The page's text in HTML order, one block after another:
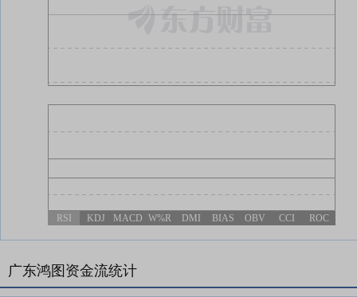
RSI KDJ MACD W%R DMI BIAS OBV CCI ROC
广东鸿图资金流统计